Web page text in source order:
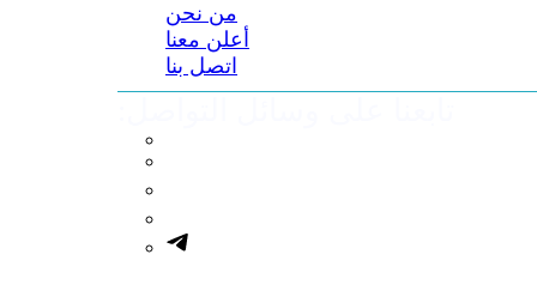
من نحن
أعلن معنا
اتصل بنا